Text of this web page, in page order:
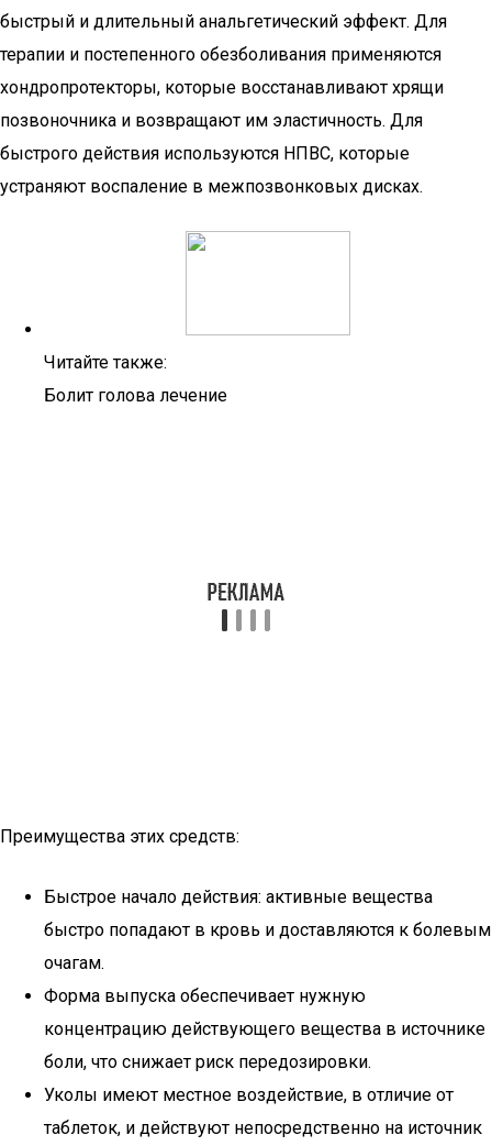
быстрый и длительный анальгетический эффект. Для
терапии и постепенного обезболивания применяются
хондропротекторы, которые восстанавливают хрящи
позвоночника и возвращают им эластичность. Для
быстрого действия используются НПВС, которые
устраняют воспаление в межпозвонковых дисках.
Читайте также:
Болит голова лечение
Преимущества этих средств:
Быстрое начало действия: активные вещества
быстро попадают в кровь и доставляются к болевым
очагам.
Форма выпуска обеспечивает нужную
концентрацию действующего вещества в источнике
боли, что снижает риск передозировки.
Уколы имеют местное воздействие, в отличие от
таблеток, и действуют непосредственно на источник